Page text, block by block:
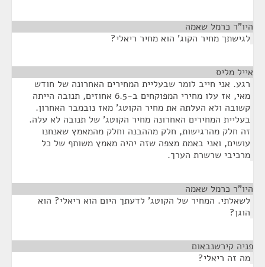
היו"ר כרמל שאמה
לגישתך מחיר הקוג' הוא מחיר ריאלי?
אייל מליס
רגע. אני חייב לומר שבעליית המחירים האחרונה של חודש
מאי, אז עלו מחירי המפוקחים ב-6.5 אחוזים, תנובה הייתה
קשובה ולא העלתה את מחיר הקוטג' מאז נובמבר האחרון.
בעליית המחירים האחרונה מחיר הקוטג' של תנובה לא עלה.
זה חלק מהרגישות, חלק מההבנה וחלק מהמאמץ שאנחנו
עושים, ואני באמת מצפה שזה יהיה מאמץ משותף של כל
מרכיבי שרשרת הערך.
היו"ר כרמל שאמה
לשאלתי. המחיר של הקוטג' לדעתך היום הוא ריאלי? הוא
הוגן?
פניה קירשנבאום
מה זה ריאלי?